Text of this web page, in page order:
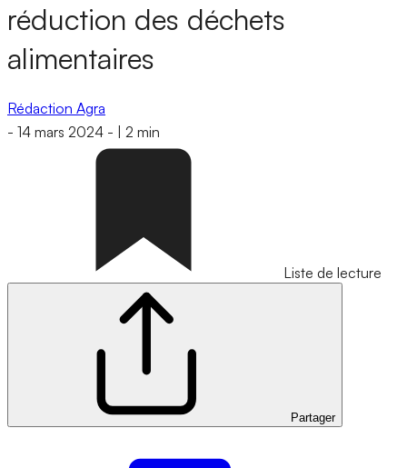
réduction des déchets
alimentaires
Rédaction Agra
- 14 mars 2024 - 2 min
Liste de lecture
Partager